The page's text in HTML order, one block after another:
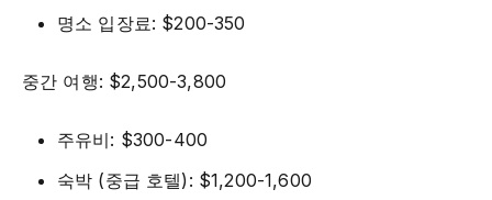
명소 입장료: $200-350
중간 여행: $2,500-3,800
주유비: $300-400
숙박 (중급 호텔): $1,200-1,600